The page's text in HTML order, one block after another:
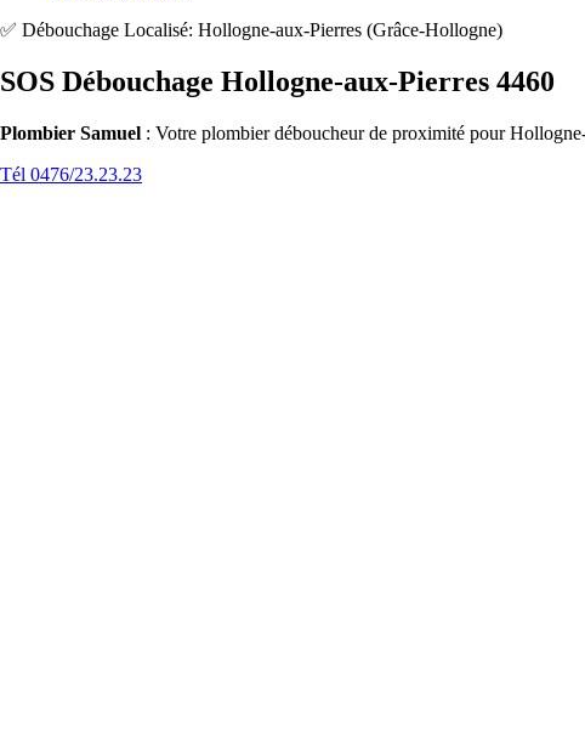
✅ Débouchage Localisé: Hollogne-aux-Pierres (Grâce-Hollogne)
SOS Débouchage Hollogne-aux-Pierres 4460
Plombier Samuel : Votre plombier déboucheur de proximité pour
Tél 0476/23.23.23